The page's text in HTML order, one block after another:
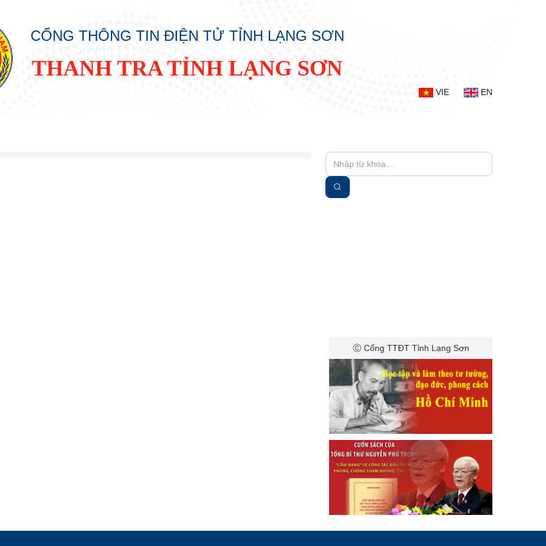
CỔNG THÔNG TIN ĐIỆN TỬ TỈNH LẠNG SƠN
THANH TRA TỈNH LẠNG SƠN
VIE EN
Ⓒ Cổng TTĐT Tỉnh Lạng Sơn